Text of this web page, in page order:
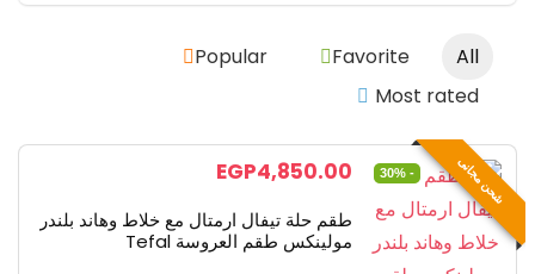
الاجهزة الكهربائية
المطبخ ومستلزمات الطعام
حلة ضغط
حلة مانعة للالتصاق بالقطعه
حلل
حلل استانلس بالقطعه
حلل بالقطعه
خلاطات
All
Favorite
Popular
Most rated
شحن مجانى - 30%
EGP4,850.00
طقم حلة تيفال ارمتال مع خلاط وهاند بلندر
مولينكس طقم العروسة Tefal